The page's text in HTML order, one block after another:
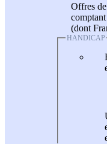
Offres
(dont
HANDICAP